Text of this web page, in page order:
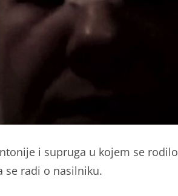
i supruga u kojem se rodilo
se radi o nasilniku.